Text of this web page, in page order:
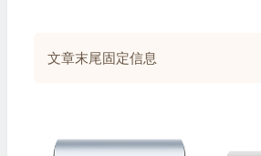
文章末尾固定信息